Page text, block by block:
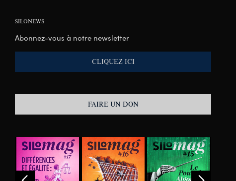
SILONEWS
Abonnez-vous à notre newsletter
CLIQUEZ ICI
FAIRE UN DON